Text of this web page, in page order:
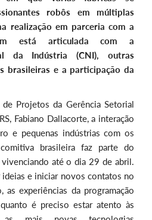
robôs em múltiplas
realização em parceria com a
está articulada com a
da Indústria (CNI), outras
brasileiras e a participação da
Projetos da Gerência Setorial
Fabiano Dallacorte, a interação
e pequenas indústrias com os
brasileira faz parte do
até o dia 29 de abril.
ideias e iniciar novos contatos no
as experiências da programação
é preciso estar atento às